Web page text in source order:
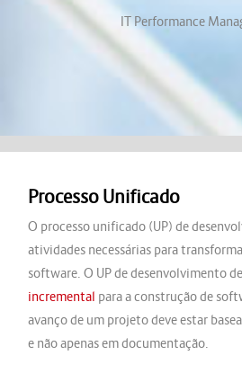
IT Performance
Processo Unificado
O processo unificado (UP) de
atividades necessárias para
software. O UP de desenvolvimento de
incremental para a construção de
avanço de um projeto deve estar
e não apenas em documentação.